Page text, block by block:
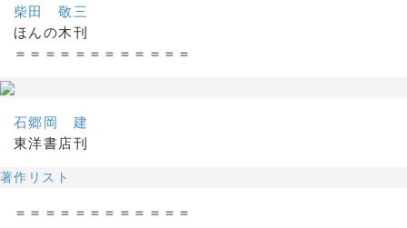
柴田 敬三
ほんの木刊
＝＝＝＝＝＝＝＝＝＝＝＝
石郷岡 建
東洋書店刊
著作リスト
＝＝＝＝＝＝＝＝＝＝＝＝